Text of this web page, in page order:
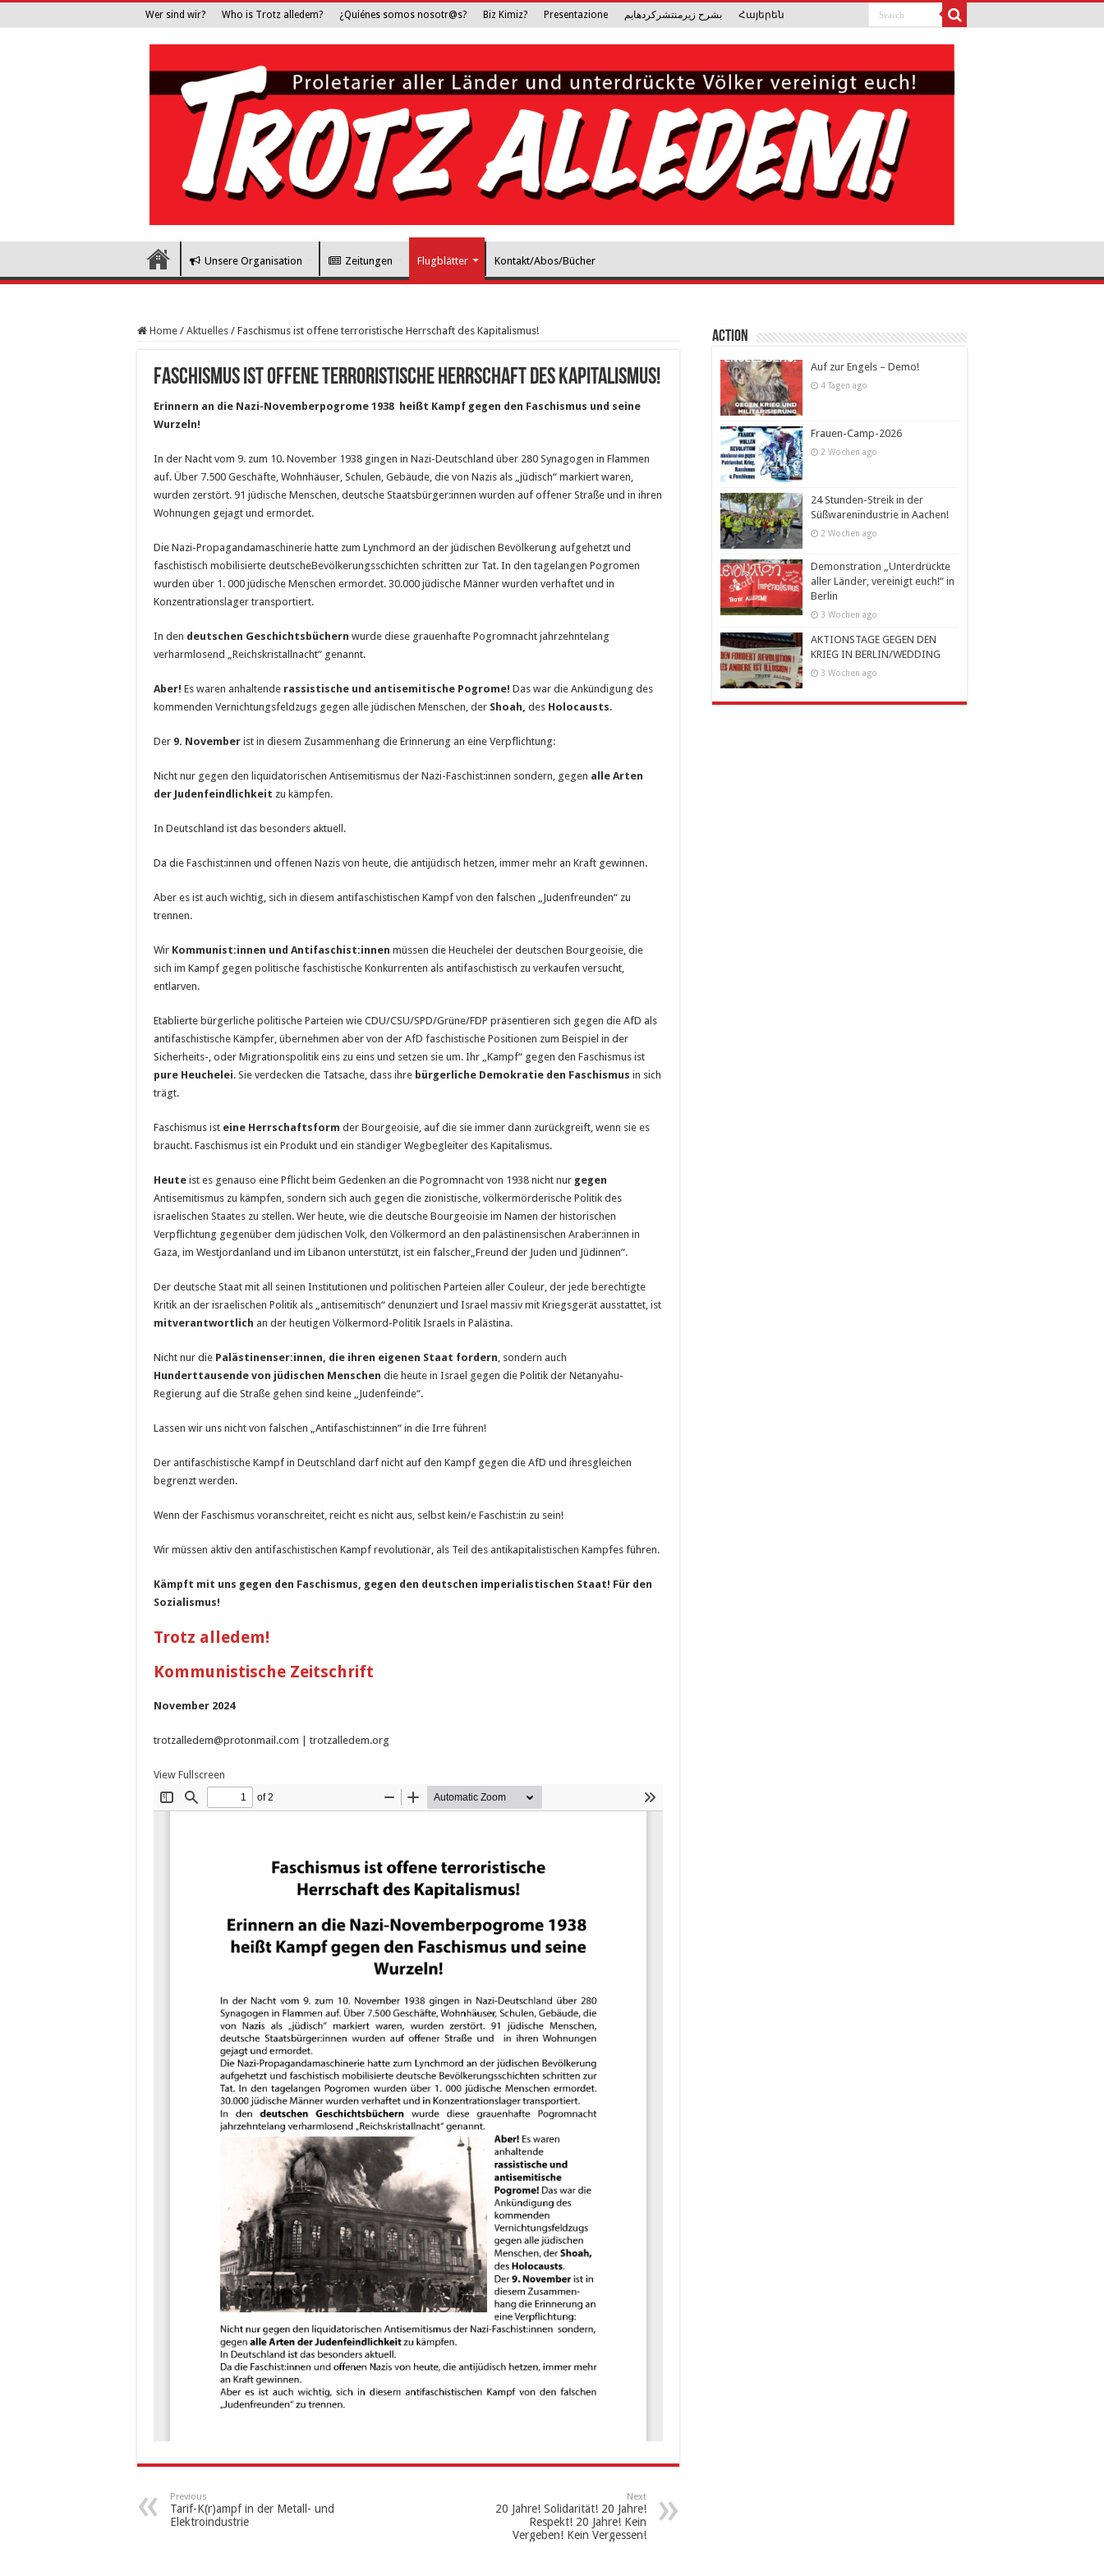
Wer sind wir? Who is Trotz alledem? ¿Quiénes somos nosotr@s? Biz Kimiz? Presentazione بشرح زیرمنتشرکرده­ایم Հայերեն
Unsere Organisation Zeitungen Flugblätter Kontakt/Abos/Bücher
Home / Aktuelles / Faschismus ist offene terroristische Herrschaft des Kapitalismus!
Faschismus ist offene terroristische Herrschaft des Kapitalismus!
Erinnern an die Nazi-Novemberpogrome 1938 ­­ heißt Kampf gegen den Faschismus und seine
Wurzeln!
In der Nacht vom 9. zum 10. November 1938 gingen in Nazi-Deutschland über 280 Synagogen in Flammen
auf. Über 7.500 Geschäfte, Wohnhäuser, Schulen, Gebäude, die von Nazis als „jüdisch“ markiert waren,
wurden zerstört. 91 jüdische Menschen, deutsche Staatsbürger:innen wurden auf offener Straße und in ihren
Wohnungen gejagt und ermordet.
Die Nazi-Propagandamaschinerie hatte zum Lynchmord an der jüdischen Bevölkerung aufgehetzt und
faschistisch mobilisierte deutscheBevölkerungs­schichten schritten zur Tat. In den tagelangen Pogromen
wurden über 1. 000 jüdische Menschen ermordet. 30.000 jüdische Männer wurden verhaftet und in
Konzentrationslager transportiert.
In den deutschen Geschichtsbüchern wurde diese grauenhafte Pogromnacht jahrzehntelang
verharmlosend „Reichskristallnacht“ genannt.
Aber! Es waren anhaltende rassistische und antisemitische Pogrome! Das war die Ankündigung des
kommenden Vernichtungsfeldzugs gegen alle jüdischen Menschen, der Shoah des Holocausts.
Der 9. November ist in diesem Zusam­men­­hang die Erinner­ung an eine Verpflich­tung:
Nicht nur gegen den liquidatorischen Antise­mi­tismus der Nazi-Faschist:innen son­­­dern, gegen alle Arten
der Juden­feindlich­­­keit zu käm­p­­fen.
In Deutschland ist das besonders aktuell.
Da die Faschist:innen und offenen Nazis von heute, die antijüdisch hetzen, immer mehr an Kraft gewinnen.
Aber es ist auch wichtig, sich in diesem antifaschistischen Kampf von den falschen „Judenfreunden“ zu
trennen.
Wir Kommunist:innen und Antifaschist:innen müssen die Heuchelei der deutschen Bourgeoisie, die
sich im Kampf gegen politische faschistische Konkurrenten als antifaschistisch zu verkaufen versucht,
entlarven.
Etablierte bürgerliche politische Parteien wie CDU/CSU/SPD/Grüne/FDP präsentieren sich gegen die AfD als
antifaschistische Kämpfer, übernehmen aber von der AfD faschistische Positionen zum Beispiel in der
Sicherheits-, oder Migrationspolitik eins zu eins und setzen sie um. Ihr „Kampf“ gegen den Faschismus ist
pure Heuchelei. Sie verdecken die Tatsache, dass ihre bürgerliche Demokratie den Faschismus in sich
trägt.
Faschismus ist eine Herrschaftsform der Bourgeoisie, auf die sie immer dann zurückgreift, wenn sie es
braucht. Faschismus ist ein Produkt und ein ständiger Wegbegleiter des Kapitalismus.
Heute ist es genauso eine Pflicht beim Gedenken an die Pogromnacht von 1938 nicht nur gegen
Antisemitismus zu kämpfen, sondern sich auch gegen die zionistische, völkermörderische Politik des
israelischen Staates zu stellen. Wer heute, wie die deutsche Bourgeoisie im Namen der historischen
Verpflichtung gegenüber dem jüdischen Volk, den Völkermord an den palästinensischen Araber:innen in
Gaza, im Westjordanland und im Libanon unterstützt, ist ein falscher„Freund der Juden und Jüdinnen“.
Der deutsche Staat mit all seinen Institutionen und politischen Parteien aller Couleur, der jede berechtigte
Kritik an der israelischen Politik als „antisemitisch“ denunziert und Israel massiv mit Kriegsgerät ausstattet, ist
mitverantwortlich an der heutigen Völkermord-Politik Israels in Palästina.
Nicht nur die Palästinenser:innen, die ihren eigenen Staat fordern , sondern auch
Hunderttausende von jüdischen Menschen die heute in Israel gegen die Politik der Netanyahu-
Regierung auf die Straße gehen sind keine „Judenfeinde“.
Lassen wir uns nicht von falschen „Antifaschist:innen“ in die Irre führen!
Der antifaschistische Kampf in Deutschland darf nicht auf den Kampf gegen die AfD und ihresgleichen
begrenzt werden.
Wenn der Faschismus voranschreitet, reicht es nicht aus, selbst kein/e Faschist:in zu sein!
Wir müssen aktiv den antifaschistischen Kampf revolutionär, als Teil des anti­kapi­talistischen Kampfes führen.
Kämpft mit uns gegen den Faschismus, gegen den deutschen imperialistischen Staat! Für den
Sozialismus!
Trotz alledem!
Kommunistische Zeitschrift
November 2024
trotzalledem@protonmail.com | trotzalledem.org
View Fullscreen
Previous
Tarif-K(r)ampf in der Metall- und
Elektroindustrie
Next
20 Jahre! Solidarität! 20 Jahre!
Respekt! 20 Jahre! Kein
Vergeben! Kein Vergessen!
Action
Auf zur Engels – Demo!
4 Tagen ago
Frauen-Camp-2026
2 Wochen ago
24 Stunden-Streik in der
Süßwarenindustrie in Aachen!
2 Wochen ago
Demonstration „Unterdrückte
aller Länder, vereinigt euch!“ in
Berlin
3 Wochen ago
AKTIONSTAGE GEGEN DEN
KRIEG IN BERLIN/WEDDING
3 Wochen ago